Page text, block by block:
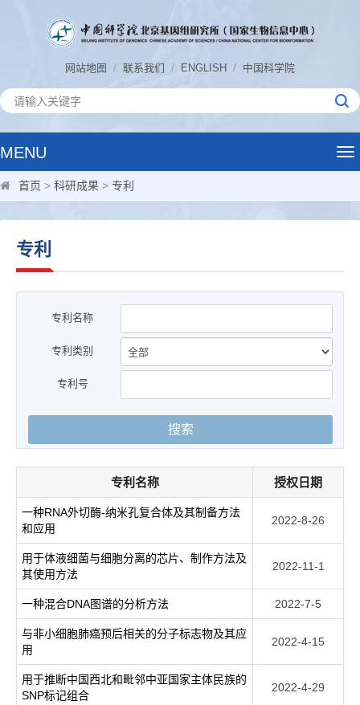
网站地图 / 联系我们 / ENGLISH / 中国科学院
MENU
首页 > 科研成果 > 专利
专利
专利名称
专利类别
专利号
搜索
专利名称 授权日期
一种RNA外切酶-纳米孔复合体及其制备方法
和应用
2022-8-26
用于体液细菌与细胞分离的芯片、制作方法及
其使用方法
2022-11-1
一种混合DNA图谱的分析方法 2022-7-5
与非小细胞肺癌预后相关的分子标志物及其应
用
2022-4-15
用于推断中国西北和毗邻中亚国家主体民族的
SNP标记组合
2022-4-29